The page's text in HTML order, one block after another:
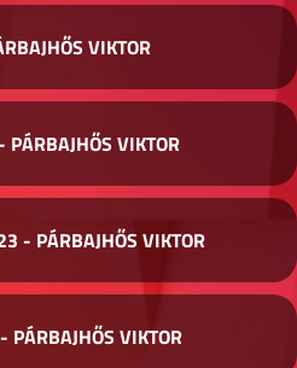
VIKTOR
PÁRBAJHŐS VIKTOR
- PÁRBAJHŐS VIKTOR
PÁRBAJHŐS VIKTOR